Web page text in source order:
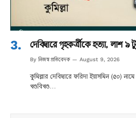
দেবিদ্বারে গৃহকর্ত্রীকে হত্যা, লাশ
By নিজস্ব প্রতিবেদক August 9, 2026
কুমিল্লার দেবিদ্বারে ফরিদা ইয়াসমিন (৫০)
খণ্ডবিখণ্ড…